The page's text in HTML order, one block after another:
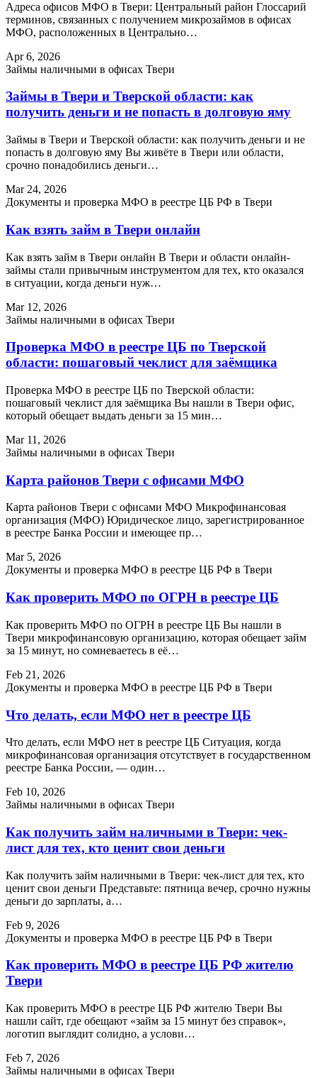
Адреса офисов МФО в Твери: Центральный район Глоссарий
терминов, связанных с получением микрозаймов в офисах
МФО, расположенных в Центрально…
Apr 6, 2026
Займы наличными в офисах Твери
Займы в Твери и Тверской области: как
получить деньги и не попасть в долговую яму
Займы в Твери и Тверской области: как получить деньги и не
попасть в долговую яму Вы живёте в Твери или области,
срочно понадобились деньги…
Mar 24, 2026
Документы и проверка МФО в реестре ЦБ РФ в Твери
Как взять займ в Твери онлайн
Как взять займ в Твери онлайн В Твери и области онлайн-
займы стали привычным инструментом для тех, кто оказался
в ситуации, когда деньги нуж…
Mar 12, 2026
Займы наличными в офисах Твери
Проверка МФО в реестре ЦБ по Тверской
области: пошаговый чеклист для заёмщика
Проверка МФО в реестре ЦБ по Тверской области:
пошаговый чеклист для заёмщика Вы нашли в Твери офис,
который обещает выдать деньги за 15 мин…
Mar 11, 2026
Займы наличными в офисах Твери
Карта районов Твери с офисами МФО
Карта районов Твери с офисами МФО Микрофинансовая
организация (МФО) Юридическое лицо, зарегистрированное
в реестре Банка России и имеющее пр…
Mar 5, 2026
Документы и проверка МФО в реестре ЦБ РФ в Твери
Как проверить МФО по ОГРН в реестре ЦБ
Как проверить МФО по ОГРН в реестре ЦБ Вы нашли в
Твери микрофинансовую организацию, которая обещает займ
за 15 минут, но сомневаетесь в её…
Feb 21, 2026
Документы и проверка МФО в реестре ЦБ РФ в Твери
Что делать, если МФО нет в реестре ЦБ
Что делать, если МФО нет в реестре ЦБ Ситуация, когда
микрофинансовая организация отсутствует в государственном
реестре Банка России, — один…
Feb 10, 2026
Займы наличными в офисах Твери
Как получить займ наличными в Твери: чек-
лист для тех, кто ценит свои деньги
Как получить займ наличными в Твери: чек-лист для тех, кто
ценит свои деньги Представьте: пятница вечер, срочно нужны
деньги до зарплаты, а…
Feb 9, 2026
Документы и проверка МФО в реестре ЦБ РФ в Твери
Как проверить МФО в реестре ЦБ РФ жителю
Твери
Как проверить МФО в реестре ЦБ РФ жителю Твери Вы
нашли сайт, где обещают «займ за 15 минут без справок»,
логотип выглядит солидно, а услови…
Feb 7, 2026
Займы наличными в офисах Твери